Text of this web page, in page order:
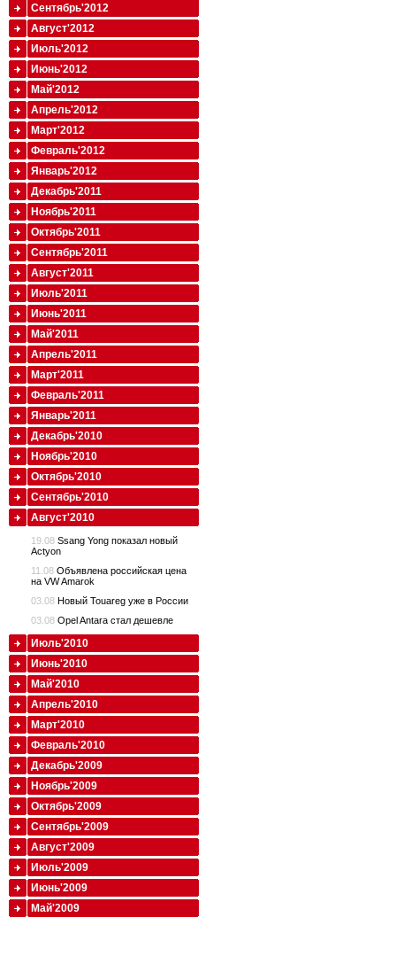
Сентябрь'2012
Август'2012
Июль'2012
Июнь'2012
Май'2012
Апрель'2012
Март'2012
Февраль'2012
Январь'2012
Декабрь'2011
Ноябрь'2011
Октябрь'2011
Сентябрь'2011
Август'2011
Июль'2011
Июнь'2011
Май'2011
Апрель'2011
Март'2011
Февраль'2011
Январь'2011
Декабрь'2010
Ноябрь'2010
Октябрь'2010
Сентябрь'2010
Август'2010
19.08 Ssang Yong показал новый
Actyon
11.08 Объявлена российская цена
на VW Amarok
03.08 Новый Touareg уже в России
03.08 Opel Antara стал дешевле
Июль'2010
Июнь'2010
Май'2010
Апрель'2010
Март'2010
Февраль'2010
Декабрь'2009
Ноябрь'2009
Октябрь'2009
Сентябрь'2009
Август'2009
Июль'2009
Июнь'2009
Май'2009